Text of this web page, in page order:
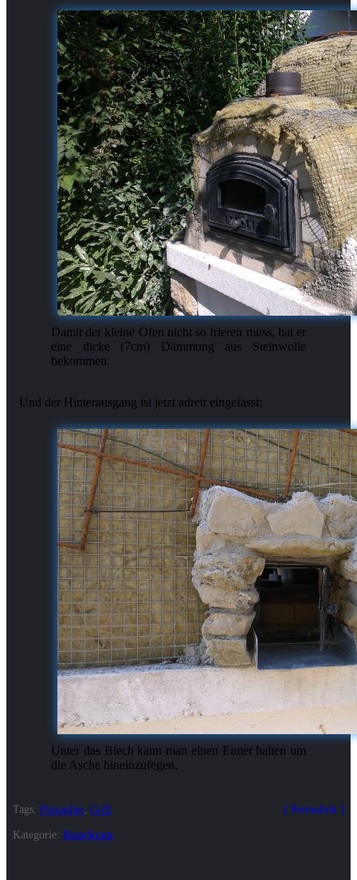
Damit der kleine Ofen nicht so frieren muss, hat er
eine dicke (7cm) Dämmung aus Steinwolle
bekommen.
Unter das Blech kann man einen Eimer halten um
die Asche hineinzufegen.
Permalink
Tags: Pizzaofen Grill
Kategorie: Bastelkram